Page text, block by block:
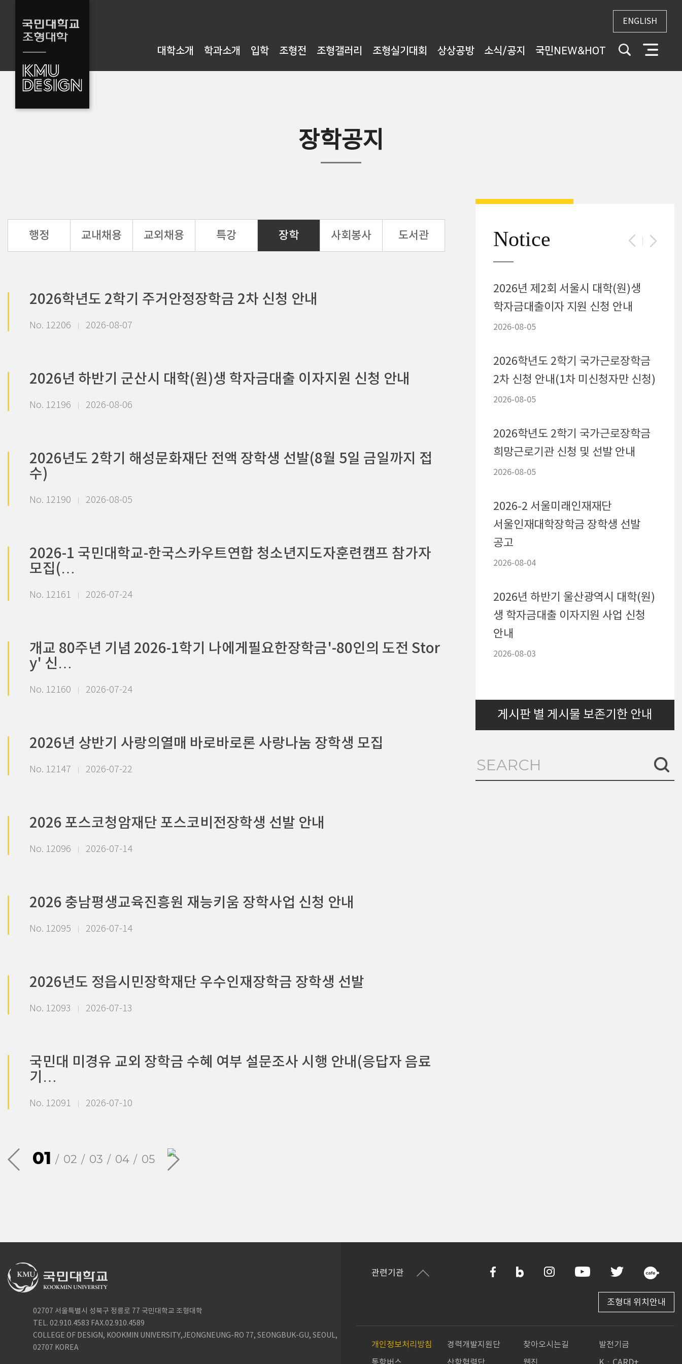
ENGLISH
대학소개 학과소개 입학 조형전 조형갤러리 조형실기대회 상상공방 소식/공지 국민NEW&HOT
장학공지
Notice
2026년 제2회 서울시 대학(원)생
학자금대출이자 지원 신청 안내
2026-08-05
2026학년도 2학기 국가근로장학금
2차 신청 안내(1차 미신청자만 신청)
2026-08-05
2026학년도 2학기 국가근로장학금
희망근로기관 신청 및 선발 안내
2026-08-05
2026-2 서울미래인재재단
서울인재대학장학금 장학생 선발
공고
2026-08-04
2026년 하반기 울산광역시 대학(원)
생 학자금대출 이자지원 사업 신청
안내
2026-08-03
행정 교내채용 교외채용 특강 장학 사회봉사 도서관
2026학년도 2학기 주거안정장학금 2차 신청 안내
No. 12206 2026-08-07
2026년 하반기 군산시 대학(원)생 학자금대출 이자지원 신청 안내
No. 12196 2026-08-06
2026년도 2학기 해성문화재단 전액 장학생 선발(8월 5일 금일까지 접
수)
No. 12190 2026-08-05
2026-1 국민대학교-한국스카우트연합 청소년지도자훈련캠프 참가자
모집(…
No. 12161 2026-07-24
개교 80주년 기념 2026-1학기 나에게필요한장학금'-80인의 도전 Stor
y' 신…
No. 12160 2026-07-24
2026년 상반기 사랑의열매 바로바로론 사랑나눔 장학생 모집
No. 12147 2026-07-22
2026 포스코청암재단 포스코비전장학생 선발 안내
No. 12096 2026-07-14
2026 충남평생교육진흥원 재능키움 장학사업 신청 안내
No. 12095 2026-07-14
2026년도 정읍시민장학재단 우수인재장학금 장학생 선발
No. 12093 2026-07-13
국민대 미경유 교외 장학금 수혜 여부 설문조사 시행 안내(응답자 음료
기…
No. 12091 2026-07-10
01 02 03 04 05
게시판 별 게시물 보존기한 안내
02707 서울특별시 성북구 정릉로 77 국민대학교 조형대학
TEL. 02.910.4583 FAX.02.910.4589
COLLEGE OF DESIGN, KOOKMIN UNIVERSITY,JEONGNEUNG-RO 77, SEONGBUK-GU, SEOUL,
02707 KOREA
관련기관
조형대 위치안내
개인정보처리방침 경력개발지원단 찾아오시는길
발전기금